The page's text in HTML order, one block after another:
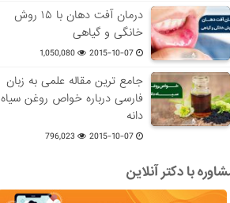
درمان آفت دهان با ۱۵ روش
خانگی و گیاهی
2015-10-07
1,050,080
جامع ترین مقاله علمی به زبان
فارسی درباره خواص روغن سیاه
دانه
2015-10-07
796,023
با دکتر آنلاین